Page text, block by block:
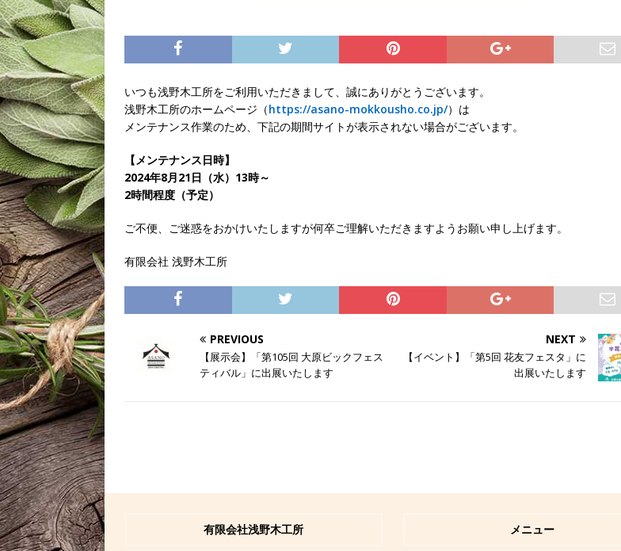
いつも浅野木工所をご利用いただきまして、誠にありがとうございます。
浅野木工所のホームページ（https://asano-mokkousho.co.jp/）は
メンテナンス作業のため、下記の期間サイトが表示されない場合がございます。
【メンテナンス日時】
2024年8月21日（水）13時～
2時間程度（予定）
ご不便、ご迷惑をおかけいたしますが何卒ご理解いただきますようお願い申し上げます。
有限会社 浅野木工所
PREVIOUS
【展示会】「第105回 大原ビックフェス
ティバル」に出展いたします
NEXT
【イベント】「第5回 花友フェスタ」に
出展いたします
有限会社浅野木工所 メニュー